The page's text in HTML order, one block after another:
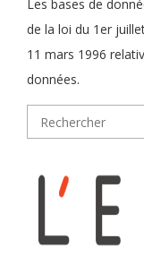
Les bases de
de la loi du 1er
11 mars 1996
données.